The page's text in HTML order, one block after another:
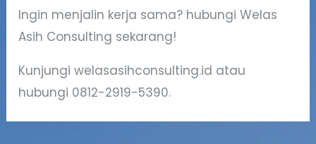
Ingin menjalin kerja sama? hubungi Welas
Asih Consulting sekarang!
Kunjungi welasasihconsulting.id atau
hubungi 0812-2919-5390.